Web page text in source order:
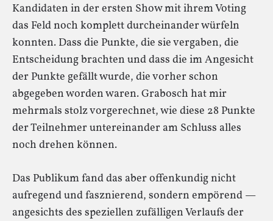
Kandidaten in der ersten Show mit ihrem Voting
das Feld noch komplett durcheinander würfeln
konnten. Dass die Punkte, die sie vergaben, die
Entscheidung brachten und dass die im Angesicht
der Punkte gefällt wurde, die vorher schon
abgegeben worden waren. Grabosch hat mir
mehrmals stolz vorgerechnet, wie diese 28 Punkte
der Teilnehmer untereinander am Schluss alles
noch drehen können.
Das Publikum fand das aber offenkundig nicht
aufregend und fasznierend, sondern empörend —
angesichts des speziellen zufälligen Verlaufs der